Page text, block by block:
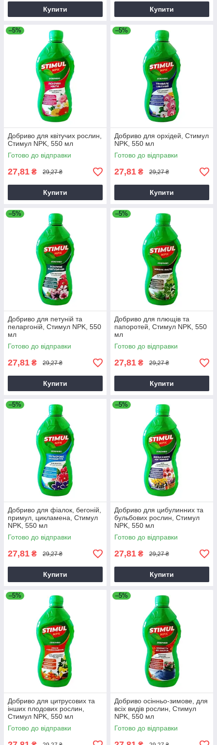
Купити Купити
–5%
Добриво для квітучих рослин,
Стимул NPK, 550 мл
Готово до відправки
27,81 ₴ 29,27 ₴
Купити
–5%
Добриво для орхідей, Стимул
NPK, 550 мл
Готово до відправки
27,81 ₴ 29,27 ₴
Купити
–5%
Добриво для петуній та
пеларгоній, Стимул NPK, 550
мл
Готово до відправки
27,81 ₴ 29,27 ₴
Купити
–5%
Добриво для плющів та
папоротей, Стимул NPK, 550
мл
Готово до відправки
27,81 ₴ 29,27 ₴
Купити
–5%
Добриво для фіалок, бегоній,
примул, цикламена, Стимул
NPK, 550 мл
Готово до відправки
27,81 ₴ 29,27 ₴
Купити
–5%
Добриво для цибулинних та
бульбових рослин, Стимул
NPK, 550 мл
Готово до відправки
27,81 ₴ 29,27 ₴
Купити
–5%
Добриво для цитрусових та
інших плодових рослин,
Стимул NPK, 550 мл
Готово до відправки
–5%
Добриво осінньо-зимове, для
всіх видів рослин, Стимул
NPK, 550 мл
Готово до відправки